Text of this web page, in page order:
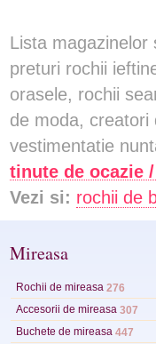
Lista magazinelor
preturi rochii
orasele, rochii
de moda, creatori
vestimentatie
tinute de ocazie
Vezi si: rochii de
Mireasa
Rochii de mireasa 276
Accesorii de mireasa 307
Buchete de mireasa 447